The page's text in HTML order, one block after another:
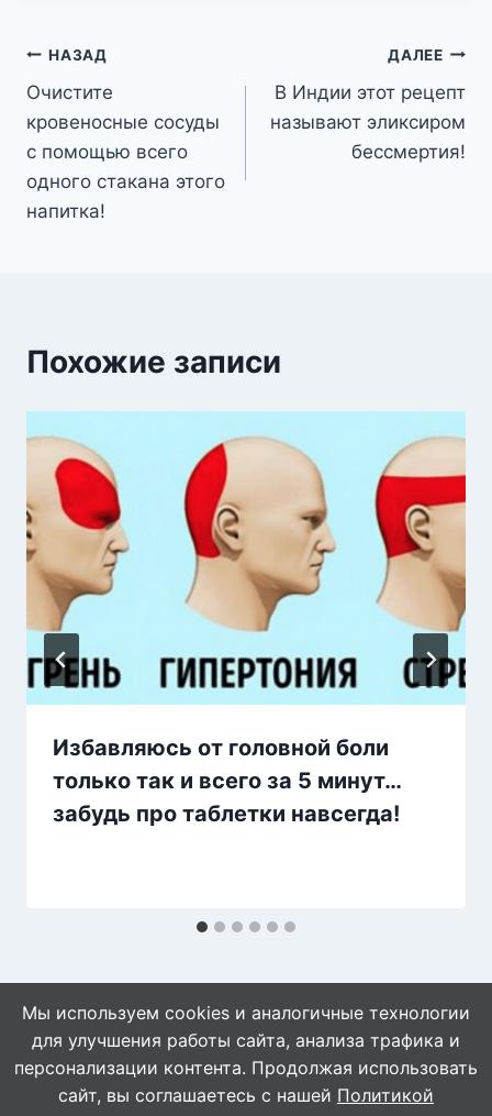
Навигация
по
записям
НАЗАД
Очистите
кровеносные сосуды
с помощью всего
одного стакана этого
напитка!
ДАЛЕЕ
В Индии этот рецепт
называют эликсиром
бессмертия!
Похожие записи
Избавляюсь от головной боли
только так и всего за 5 минут…
забудь про таблетки навсегда!
© 2026 Naget.Ru
Мы используем cookies и аналогичные технологии
для улучшения работы сайта, анализа трафика и
персонализации контента. Продолжая использовать
сайт, вы соглашаетесь с нашей Политикой